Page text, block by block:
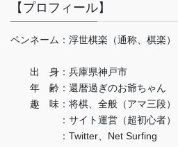
【プロフィール】
ペンネーム：浮世棋楽（通称、棋楽）
出 身：兵庫県神戸市
年 齢：還暦過ぎのお爺ちゃん
趣 味：将棋、全般（アマ三段）
：サイト運営（超初心者）
：Twitter、Net Surfing